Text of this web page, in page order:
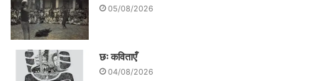
05/08/2026
छः कविताएँ
04/08/2026